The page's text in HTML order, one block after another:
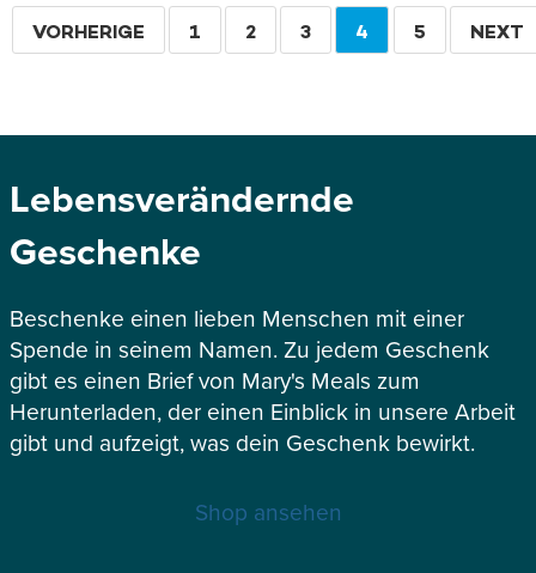
Seitennummerierung
VORHERIGE
VORHERIGE SEITE
1 SEITE
2 SEITE
3
AKTUELLE
4 SEITE
5 NEXT
Lebensverändernde
Geschenke
Beschenke einen lieben Menschen mit einer
Spende in seinem Namen. Zu jedem Geschenk
gibt es einen Brief von Mary's Meals zum
Herunterladen, der einen Einblick in unsere Arbeit
gibt und aufzeigt, was dein Geschenk bewirkt.
Shop ansehen